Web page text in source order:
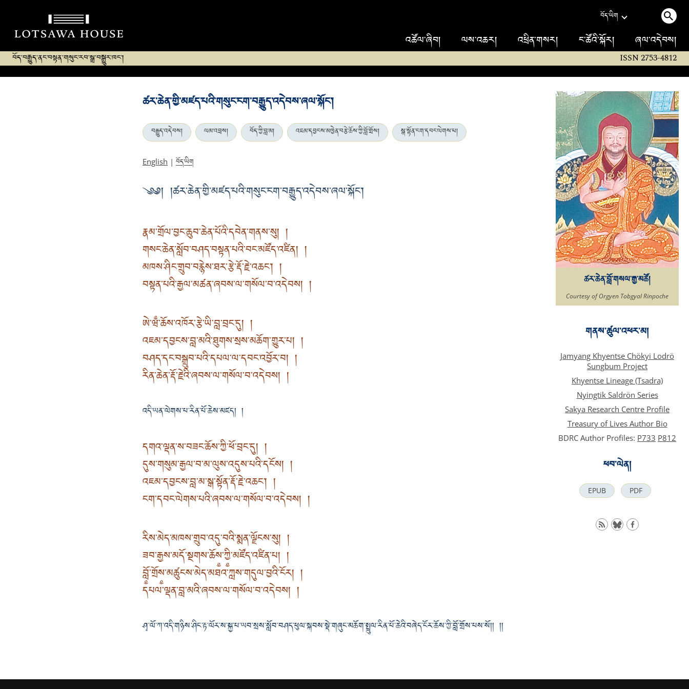
བོད་ཡིག
འཚོལ་ཞིབ། ལས་འཆར། འཕྲིན་གསར། ང་ཚོའི་སྐོར། ཞལ་འདེབས།
བོད་བརྒྱུད་ནང་བསྟན་གསུང་རབ་སྒྲ་བསྒྱུར་ཁང་། ISSN 2753-4812
ཚར་ཆེན་གྱི་མཛད་པའི་གསུང་ངག་བརྒྱུད་འདེབས་ཞལ་སྐོང་།
བརྒྱུད་འདེབས། ལམ་འབྲས། བོད་ཀྱི་བླ་མ། འཇམ་དབྱངས་མཁྱེན་བརྩེ་ཆོས་ཀྱི་བློ་གྲོས། སྒ་སྟོན་ངག་དབང་ལེགས་པ།
English | བོད་ཡིག
༄༅། །ཚར་ཆེན་གྱི་མཛད་པའི་གསུང་ངག་བརྒྱུད་འདེབས་ཞལ་སྐོང་།
རྣམ་གྲོལ་བྱང་ཆུབ་ཆེན་པོའི་དབེན་གནས་སུ། །
གསང་ཆེན་སློབ་བཤད་བསྟན་པའི་བང་མཛོད་འཛིན། །
མཁས་ཤིང་གྲུབ་བརྙེས་ཐར་རྩེ་རྡོ་རྗེ་འཆང་། །
བསྟན་པའི་རྒྱལ་མཚན་ཞབས་ལ་གསོལ་བ་འདེབས། །
ཨེ་ཝྃ་ཆོས་འཁོར་རྩེ་ཡི་བླ་བྲང་དུ། །
འཇམ་དབྱངས་བླ་མའི་ཐུགས་སྲས་མཆོག་གྱུར་པ། །
བཤད་དང་བསྒྲུབ་པའི་དཔལ་ལ་དབང་འབྱོར་བ། །
རིན་ཆེན་རྡོ་རྗེའི་ཞབས་ལ་གསོལ་བ་འདེབས། །
འདི་ཡན་ལེགས་པ་རིན་པོ་ཆེས་མཛད། །
དགའ་ལྡན་ས་བཟང་ཆོས་ཀྱི་ཕོ་བྲང་དུ། །
དུས་གསུམ་རྒྱལ་བ་མ་ལུས་འདུས་པའི་དངོས། །
འཇམ་དབྱངས་བླ་མ་སྒ་སྟོན་རྡོ་རྗེ་འཆང་། །
ངག་དབང་ལེགས་པའི་ཞབས་ལ་གསོལ་བ་འདེབས། །
རིས་མེད་མཁས་གྲུབ་འདུ་བའི་སྨན་ལྗོངས་སུ། །
ཟབ་རྒྱས་མདོ་སྔགས་ཆོས༵་ཀྱི༵་མཛོད་འཛིན་པ། །
བློ༵་གྲོས༵་མཚུངས་མེད་མཐའ་ཀླས་གདུལ་བྱའི་ངོར། །
དཔལ་ལྡན་བླ་མའི་ཞབས་ལ་གསོལ་བ་འདེབས། །
ཤྭ་ལོ་ཀ་འདི་གཉིས་ཤིང་རྟ་ལོར་ས་སྐྱ་པ་ཡབ་སྲས་སློབ་བཤད་ཕུལ་སྐབས་སྡེ་གཞུང་མཆོག་སྤྲུལ་རིན་པོ་ཆེའི་བཞེད་ངོར་ཆོས་ཀྱི་བློ་གྲོས་པས་སོ།། །།
ཚར་ཆེན་བློ་གསལ་རྒྱ་མཚོ།
Courtesy of Orgyen Tobgyal Rinpoche
གནས་ཚུལ་འཕར་མ།
Jamyang Khyentse Chökyi Lodrö
Sungbum Project
Khyentse Lineage (Tsadra)
Nyingtik Saldrön Series
Sakya Research Centre Profile
Treasury of Lives Author Bio
BDRC Author Profiles: P733 P812
ཕབ་ལེན།
EPUB PDF